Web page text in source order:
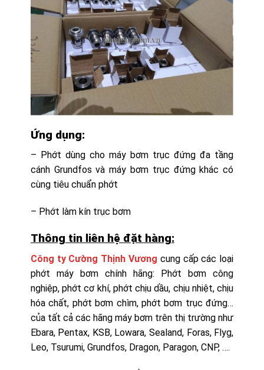
Ứng dụng:
– Phớt dùng cho máy bơm trục đứng đa tầng
cánh Grundfos và máy bơm trục đứng khác có
cùng tiêu chuẩn phớt
– Phớt làm kín trục bơm
Thông tin liên hệ đặt hàng:
Công ty Cường Thịnh Vương cung cấp các loại
phớt máy bơm chính hãng: Phớt bơm công
nghiệp, phớt cơ khí, phớt chịu dầu, chịu nhiệt, chịu
hóa chất, phớt bơm chìm, phớt bơm trục đứng…
của tất cả các hãng máy bơm trên thị trường như
Ebara, Pentax, KSB, Lowara, Sealand, Foras, Flyg,
Leo, Tsurumi, Grundfos, Dragon, Paragon, CNP, ….